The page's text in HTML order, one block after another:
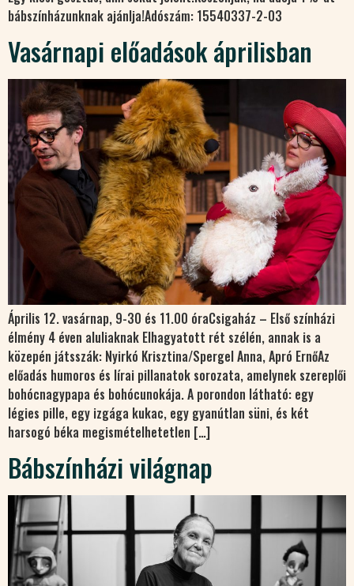
bábszínházunknak ajánlja!Adószám: 15540337-2-03
Vasárnapi előadások áprilisban
Április 12. vasárnap, 9-30 és 11.00 óraCsigaház – Első színházi
élmény 4 éven aluliaknak Elhagyatott rét szélén, annak is a
közepén játsszák: Nyirkó Krisztina/Spergel Anna, Apró ErnőAz
előadás humoros és lírai pillanatok sorozata, amelynek szereplői
bohócnagypapa és bohócunokája. A porondon látható: egy
légies pille, egy izgága kukac, egy gyanútlan süni, és két
harsogó béka megismételhetetlen […]
Bábszínházi világnap